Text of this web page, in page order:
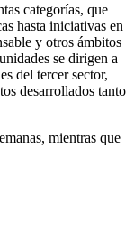
categorías, que
hasta iniciativas en
y otros ámbitos
se dirigen a
del tercer sector,
desarrollados tanto
mientras que